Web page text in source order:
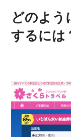
どのよう
するには